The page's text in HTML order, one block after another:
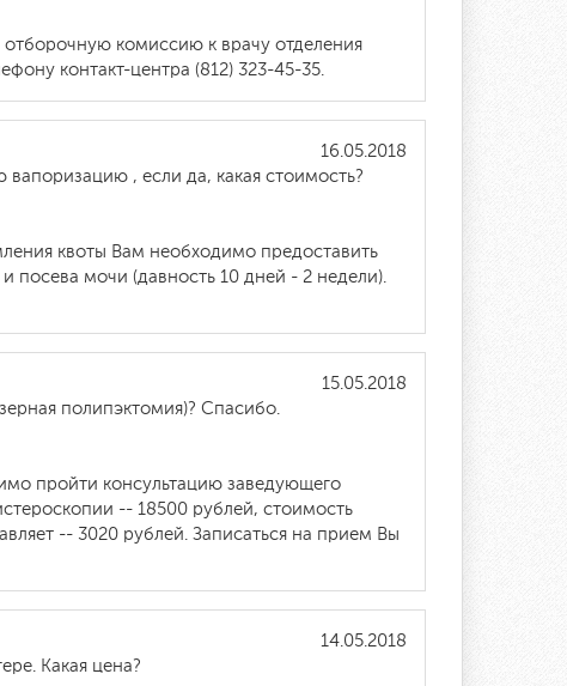
отборочную комиссию к врачу отделения
контакт-центра (812) 323-45-35.
16.05.2018
, если да, какая стоимость?
квоты Вам необходимо предоставить
посева мочи (давность 10 дней - 2 недели).
15.05.2018
полипэктомия)? Спасибо.
пройти консультацию заведующего
-- 18500 рублей, стоимость
-- 3020 рублей. Записаться на прием Вы
14.05.2018
Какая цена?